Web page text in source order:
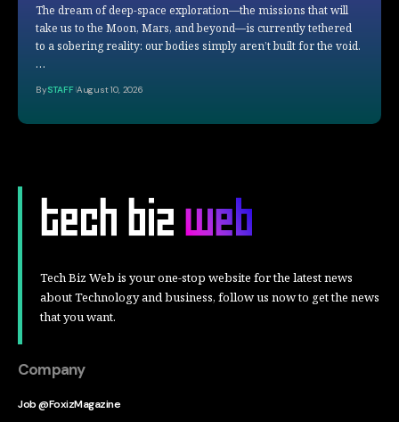
The dream of deep-space exploration—the missions that will
take us to the Moon, Mars, and beyond—is currently tethered
to a sobering reality: our bodies simply aren’t built for the void.
…
BySTAFF August 10, 2026
Tech Biz Web is your one-stop website for the latest news
about Technology and business, follow us now to get the news
that you want.
Company
Job @FoxizMagazine